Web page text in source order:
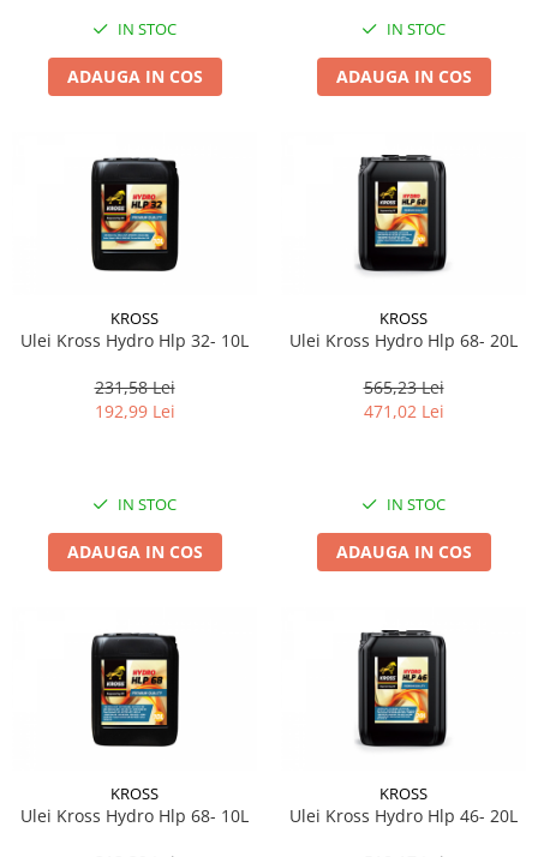
IN STOC
ADAUGA IN COS
IN STOC
ADAUGA IN COS
KROSS
Ulei Kross Hydro Hlp 32- 10L
231,58 Lei
192,99 Lei
IN STOC
ADAUGA IN COS
KROSS
Ulei Kross Hydro Hlp 68- 20L
565,23 Lei
471,02 Lei
IN STOC
ADAUGA IN COS
KROSS
Ulei Kross Hydro Hlp 68- 10L
KROSS
Ulei Kross Hydro Hlp 46- 20L